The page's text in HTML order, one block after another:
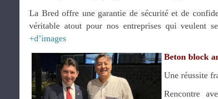
La Bred offre une garantie de sécurité et de
véritable atout pour nos entreprises qui veulent
+d’images
Beton block
Une réussite
Rencontre